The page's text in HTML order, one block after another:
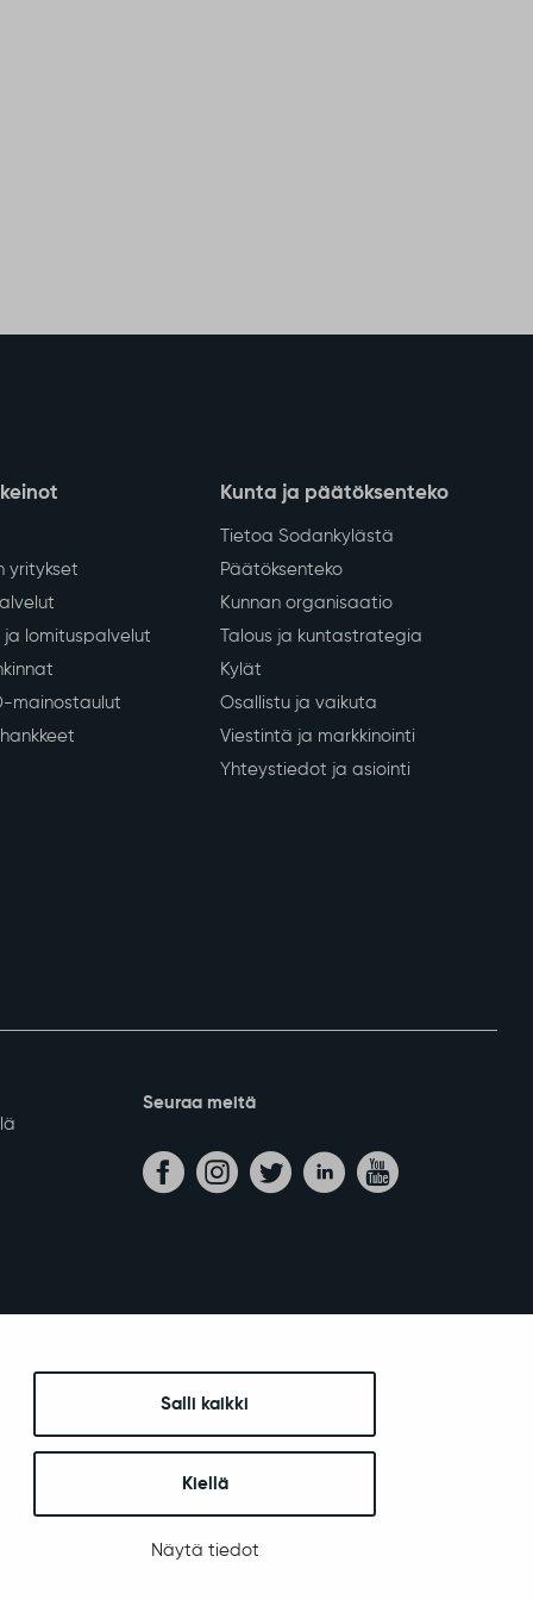
Salli kaikki
Kiellä
Näytä tiedot
yritykset
lomituspalvelut
mainostaulut
Kunta ja päätöksenteko
Tietoa Sodankylästä
Päätöksenteko
Kunnan organisaatio
Talous ja kuntastrategia
Kylät
Osallistu ja vaikuta
Viestintä ja markkinointi
Yhteystiedot ja asiointi
Seuraa meitä